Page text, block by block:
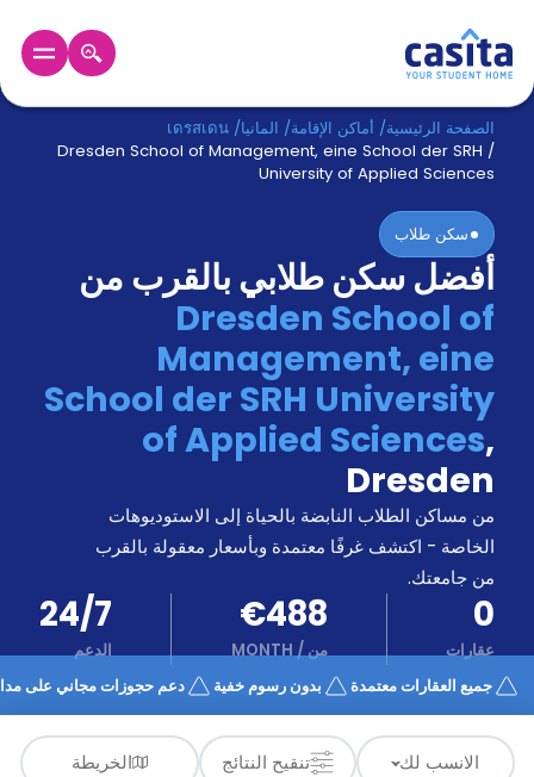
الرئيسية عربي EUR
حجز
السكن
من
نحن؟
المدونة
أخبر
أصدقائك
اكسب
كن
شريكا
الدعم
المساعدة
الدعم
عبر
الهاتف
اتصل
بنا
كيف
تعمل؟
الأسئلة
الشائعة
الصفحة الرئيسية/ أماكن الإقامة/ المانيا/
เดรสเดน
/
Dresden School of Management, eine School der SRH
University of Applied Sciences
سكن طلاب
أفضل سكن طلابي بالقرب من
Dresden School of
Management, eine
School der SRH University
of Applied Sciences,
Dresden
من مساكن الطلاب النابضة بالحياة إلى الاستوديوهات
الخاصة - اكتشف غرفًا معتمدة وبأسعار معقولة بالقرب
من جامعتك.
0
عقارات
€488
من/
MONTH
24/7
الدعم
جميع العقارات معتمدة
بدون رسوم خفية دعم حجوزات مجاني على مدار
الانسب لك تنقيح النتائج الخريطة